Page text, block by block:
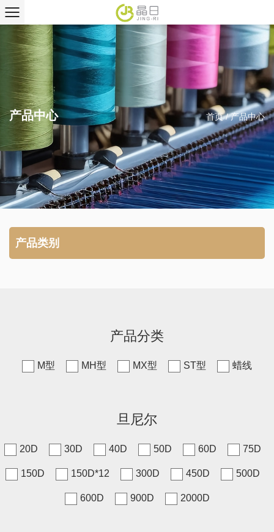
产品中心 首页/产品中心
产品类别
产品分类
M型 MH型 MX型 ST型 蜡线
旦尼尔
20D 30D 40D 50D 60D 75D
150D 150D*12 300D 450D 500D
600D 900D 2000D